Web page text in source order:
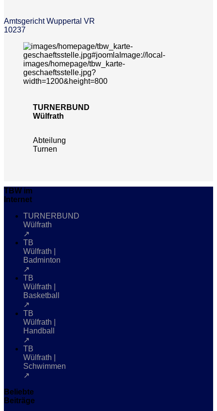
Amtsgericht Wuppertal VR
10237
TURNERBUND
Wülfrath
Abteilung
Turnen
TBW im
Internet
TURNERBUND
Wülfrath
↗
TB
Wülfrath |
Badminton
↗
TB
Wülfrath |
Basketball
↗
TB
Wülfrath |
Handball
↗
TB
Wülfrath |
Schwimmen
↗
Beliebte
Beiträge